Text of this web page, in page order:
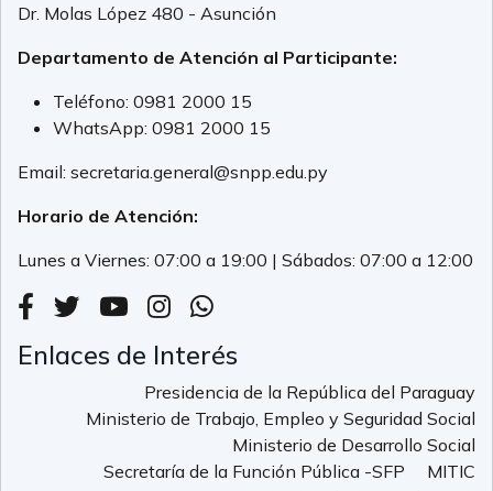
Dr. Molas López 480 - Asunción
Departamento de Atención al Participante:
Teléfono: 0981 2000 15
WhatsApp: 0981 2000 15
Email: secretaria.general@snpp.edu.py
Horario de Atención:
Lunes a Viernes: 07:00 a 19:00 | Sábados: 07:00 a 12:00
Enlaces de Interés
Presidencia de la República del Paraguay
Ministerio de Trabajo, Empleo y Seguridad Social
Ministerio de Desarrollo Social
Secretaría de la Función Pública -SFP
MITIC